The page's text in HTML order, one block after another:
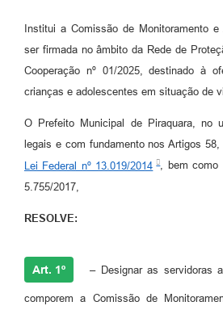
Institui a Comissão de Monitoramento
ser firmada no âmbito da Rede de
Cooperação nº 01/2025, destinado à
crianças e adolescentes em situação de
O Prefeito Municipal de Piraquara, no
legais e com fundamento nos Artigos
Lei Federal nº 13.019/2014
, bem como
5.755/2017,
RESOLVE:
Art. 1º – Designar as servidoras
comporem a Comissão de